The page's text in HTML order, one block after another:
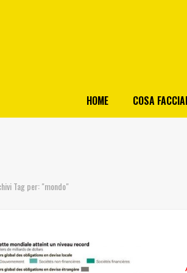
HOME COSA
Tag per: "mondo"